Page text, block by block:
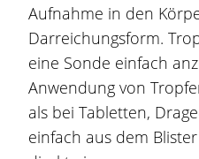
Aufnahme in den
Darreichungsform.
eine Sonde einfach
Anwendung von
als bei Tabletten,
einfach aus dem